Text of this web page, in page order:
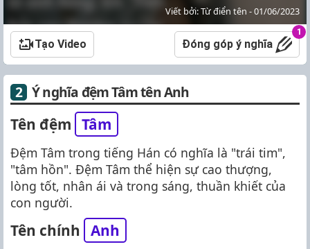
Viết bởi: Từ điển tên - 01/06/2023
Tạo Video Đóng góp ý nghĩa
1
Ý nghĩa đệm Tâm tên Anh
Tên đệm Tâm
Đệm Tâm trong tiếng Hán có nghĩa là "trái tim",
"tâm hồn". Đệm Tâm thể hiện sự cao thượng,
lòng tốt, nhân ái và trong sáng, thuần khiết của
con người.
Tên chính Anh